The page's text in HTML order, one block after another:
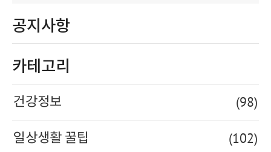
공지사항
카테고리
건강정보 (98)
일상생활 꿀팁 (102)